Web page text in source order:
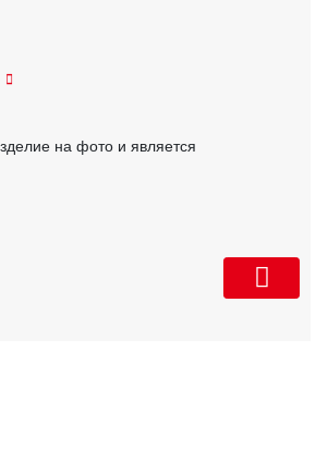
на фото и является